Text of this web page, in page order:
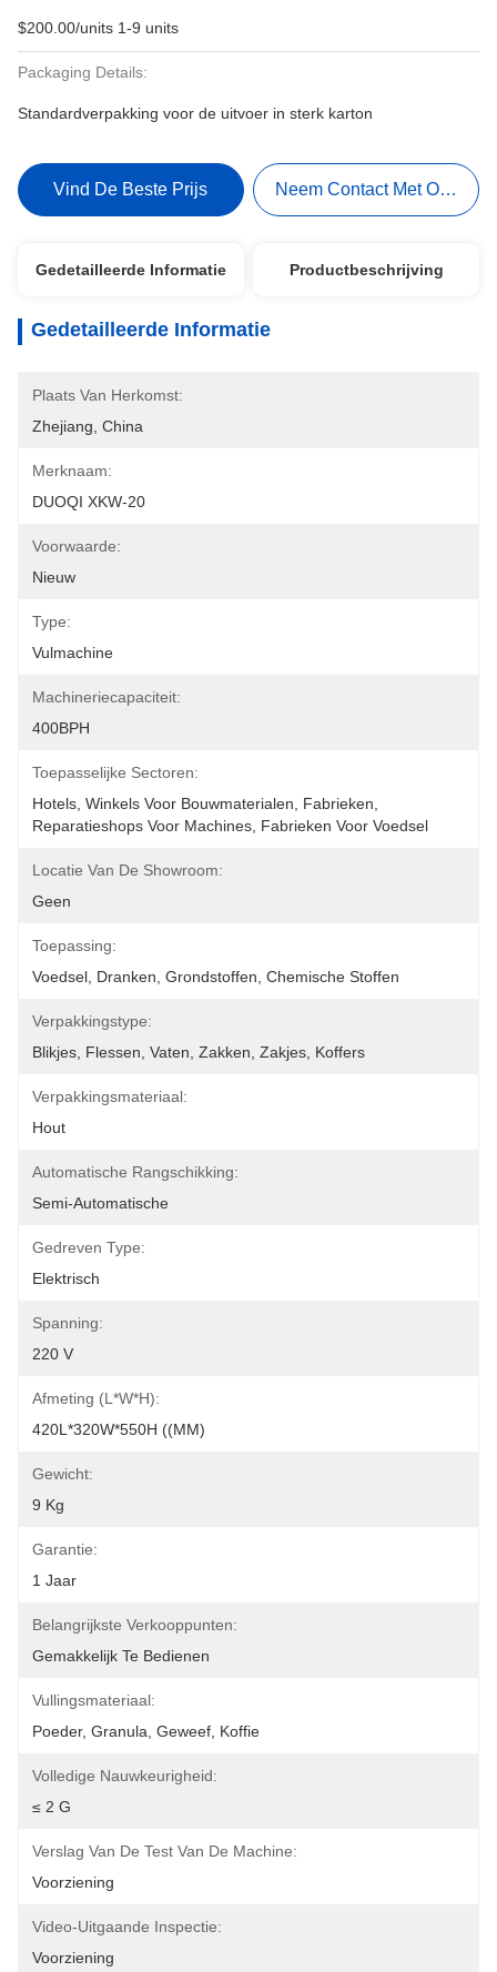
$200.00/units 1-9 units
Packaging Details:
Standardverpakking voor de uitvoer in sterk karton
Vind De Beste Prijs Neem Contact Met Ons Op
Gedetailleerde Informatie Productbeschrijving
Gedetailleerde Informatie
Plaats Van Herkomst:
Zhejiang, China
Merknaam:
DUOQI XKW-20
Voorwaarde:
Nieuw
Type:
Vulmachine
Machineriecapaciteit:
400BPH
Toepasselijke Sectoren:
Hotels, Winkels Voor Bouwmaterialen, Fabrieken,
Reparatieshops Voor Machines, Fabrieken Voor Voedsel
Locatie Van De Showroom:
Geen
Toepassing:
Voedsel, Dranken, Grondstoffen, Chemische Stoffen
Verpakkingstype:
Blikjes, Flessen, Vaten, Zakken, Zakjes, Koffers
Verpakkingsmateriaal:
Hout
Automatische Rangschikking:
Semi-Automatische
Gedreven Type:
Elektrisch
Spanning:
220 V
Afmeting (l*w*h):
420L*320W*550H ((MM)
Gewicht:
9 Kg
Garantie:
1 Jaar
Belangrijkste Verkooppunten:
Gemakkelijk Te Bedienen
Vullingsmateriaal:
Poeder, Granula, Geweef, Koffie
Volledige Nauwkeurigheid:
≤ 2 G
Verslag Van De Test Van De Machine:
Voorziening
Video-Uitgaande Inspectie:
Voorziening